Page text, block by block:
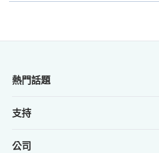
熱門話題
支持
公司